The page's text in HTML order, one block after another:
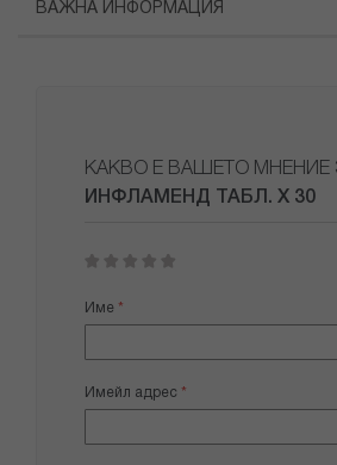
ВАЖНА ИНФОРМАЦИЯ
КАКВО Е ВАШЕТО МНЕНИЕ
ИНФЛАМЕНД ТАБЛ. Х 30
star
stars
stars
stars
stars
Име
Имейл адрес